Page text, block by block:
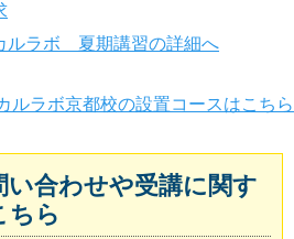
ルラボ京都校の設置コースはこちら
ルラボ 夏期講習の詳細へ
い合わせや受講に関す
ちら